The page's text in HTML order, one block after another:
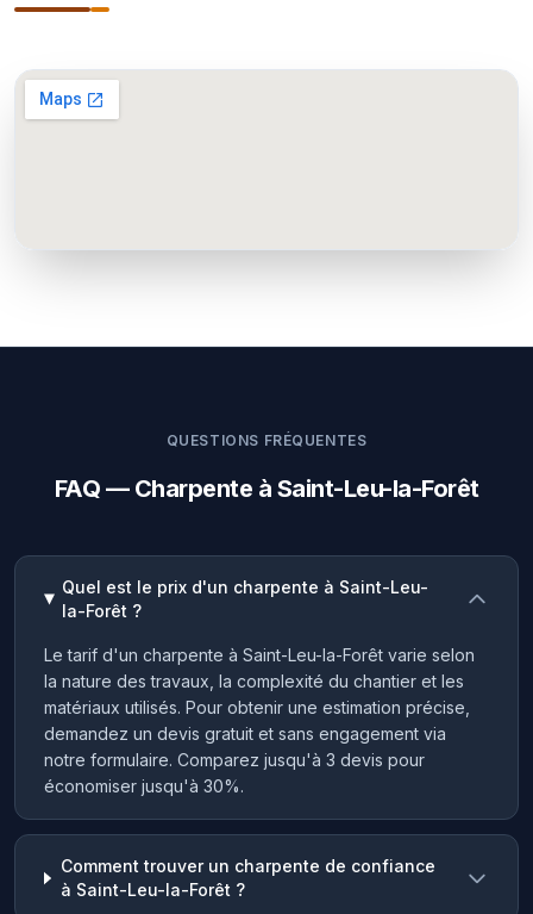
QUESTIONS FRÉQUENTES
FAQ — Charpente à Saint-Leu-la-Forêt
Quel est le prix d'un charpente à Saint-Leu-
la-Forêt ?
Le tarif d'un charpente à Saint-Leu-la-Forêt varie selon
la nature des travaux, la complexité du chantier et les
matériaux utilisés. Pour obtenir une estimation précise,
demandez un devis gratuit et sans engagement via
notre formulaire. Comparez jusqu'à 3 devis pour
économiser jusqu'à 30%.
Comment trouver un charpente de confiance
à Saint-Leu-la-Forêt ?